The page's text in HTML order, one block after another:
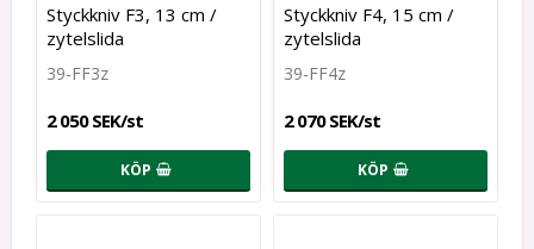
Styckkniv F3, 13 cm /
zytelslida
39-FF3z
2 050 SEK/st
KÖP
Styckkniv F4, 15 cm /
zytelslida
39-FF4z
2 070 SEK/st
KÖP